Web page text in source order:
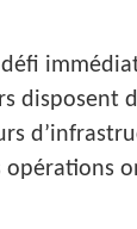
défi
disposent